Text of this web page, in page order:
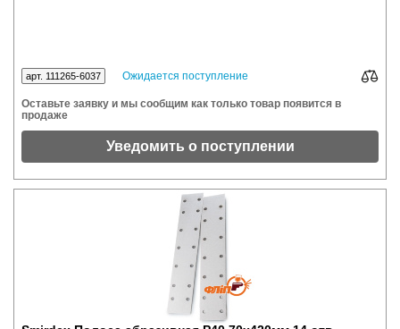
арт. 111265-6037 Ожидается поступление
Оставьте заявку и мы сообщим как только товар появится в
продаже
Уведомить о поступлении